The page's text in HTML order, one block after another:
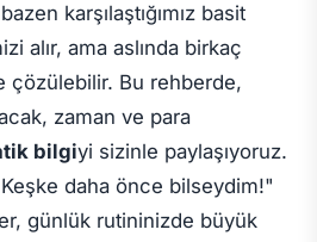
karşılaştığımız basit
alır, ama aslında birkaç
çözülebilir. Bu rehberde,
zaman ve para
bilgiyi sizinle paylaşıyoruz.
daha önce bilseydim!"
günlük rutininizde büyük